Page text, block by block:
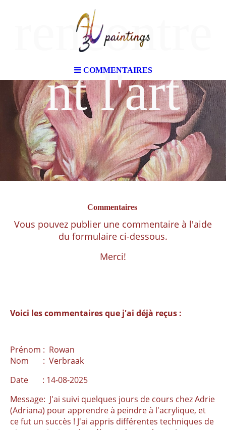
COMMENTAIRES
rencontre
nt l'art
Commentaires
Vous pouvez publier une commentaire à l'aide
du formulaire ci-dessous.
Merci!
Voici les commentaires que j'ai déjà reçus :
Prénom : Rowan
Nom : Verbraak
Date : 14-08-2025
Message: J'ai suivi quelques jours de cours chez Adrie
(Adriana) pour apprendre à peindre à l'acrylique, et
ce fut un succès ! J'ai appris différentes techniques de